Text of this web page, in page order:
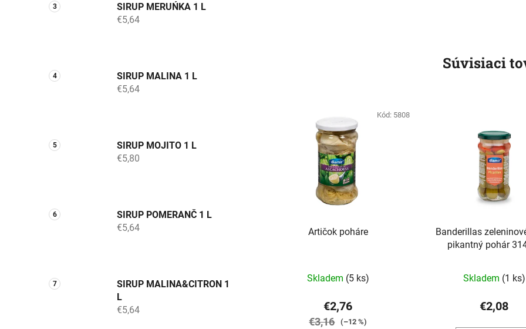
SIRUP MERUŃKA 1 L
€5,64
SIRUP MALINA 1 L
€5,64
SIRUP MOJITO 1 L
€5,80
SIRUP POMERANČ 1 L
€5,64
SIRUP MALINA&CITRON 1
L
€5,64
Súvisiaci
Artičok poháre
Skladem (5 ks)
€2,76
€3,16 (–12 %)
Kód: 5808
Banderillas
pikantný pohár
Skladem (1 ks)
€2,08